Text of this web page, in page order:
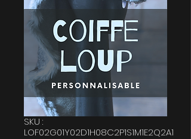
SKU :
LOF02G01Y02D1H08C2P1S1M1E2Q2A1